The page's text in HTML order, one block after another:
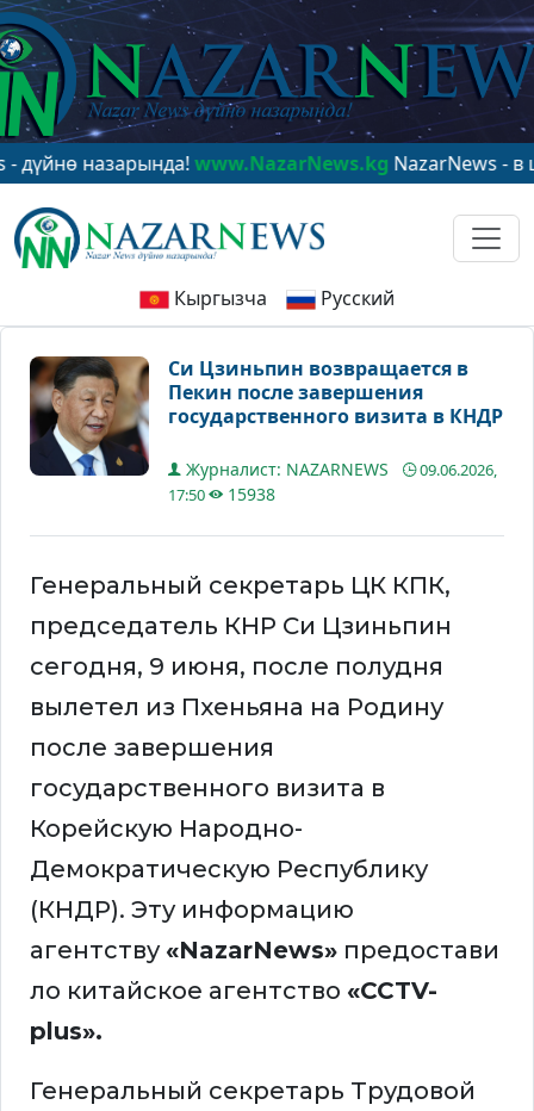
назарында!www.NazarNews.kgNazarNews - в
Кыргызча Русский
Си Цзиньпин возвращается в
Пекин после завершения
государственного визита в КНДР
Журналист: NAZARNEWS
09.06.2026,
17:50
15938
Генеральный секретарь ЦК КПК,
председатель КНР Си Цзиньпин
сегодня, 9 июня, после полудня
вылетел из Пхеньяна на Родину
после завершения
государственного визита в
Корейскую Народно-
Демократическую Республику
(КНДР). Эту информацию
агентству «NazarNews» предостави
ло китайское агентство «CCTV-
plus».
Генеральный секретарь Трудовой